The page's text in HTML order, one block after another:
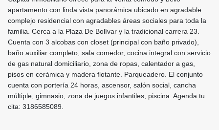
apartamento con linda vista panorámica ubicado en agradable
complejo residencial con agradables áreas sociales para toda la
familia. Cerca a la Plaza De Bolívar y la tradicional carrera 23.
Cuenta con 3 alcobas con closet (principal con baño privado),
baño auxiliar completo, sala comedor, cocina integral con servicio
de gas natural domiciliario, zona de ropas, calentador a gas,
pisos en cerámica y madera flotante. Parqueadero. El conjunto
cuenta con portería 24 horas, ascensor, salón social, cancha
múltiple, gimnasio, zona de juegos infantiles, piscina. Agenda tu
cita: 3186585089.